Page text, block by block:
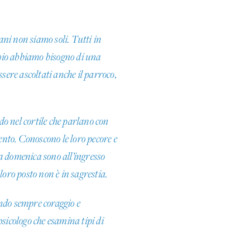
non siamo soli. Tutti in
abbiamo bisogno di una
ascoltati anche il parroco,
nel cortile che parlano con
Conoscono le loro pecore e
sono all’ingresso
posto non è in sagrestia.
sempre coraggio e
che esamina tipi di